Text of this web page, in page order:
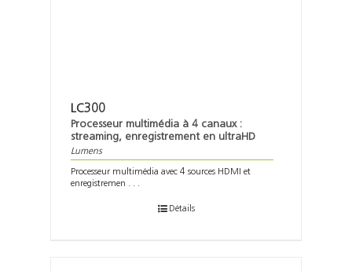
LC300
Processeur multimédia à 4 canaux :
streaming, enregistrement en ultraHD
Lumens
Processeur multimédia avec 4 sources HDMI et
enregistremen . . .
Détails